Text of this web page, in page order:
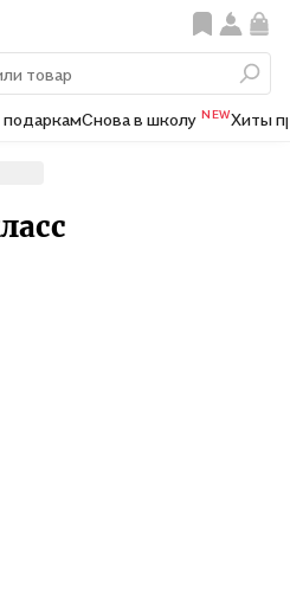
подаркамСнова в школу NEWХиты